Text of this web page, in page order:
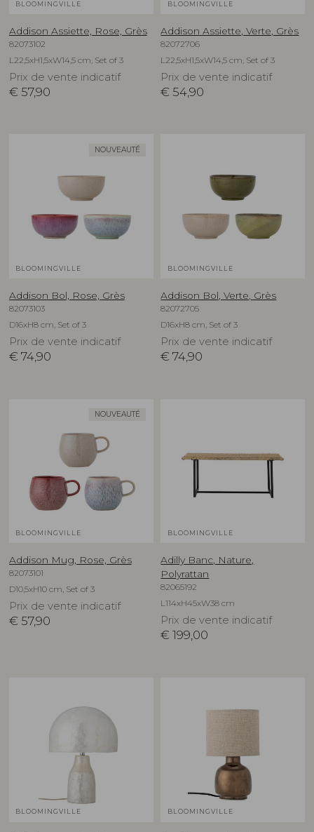
BLOOMINGVILLE
Addison Assiette, Rose, Grès
82073102
L22,5xH1,5xW14,5 cm, Set of 3
Prix de vente indicatif
€ 57,90
BLOOMINGVILLE
Addison Assiette, Verte, Grès
82072706
L22,5xH1,5xW14,5 cm, Set of 3
Prix de vente indicatif
€ 54,90
NOUVEAUTÉ
BLOOMINGVILLE
Addison Bol, Rose, Grès
82073103
D16xH8 cm, Set of 3
Prix de vente indicatif
€ 74,90
BLOOMINGVILLE
Addison Bol, Verte, Grès
82072705
D16xH8 cm, Set of 3
Prix de vente indicatif
€ 74,90
NOUVEAUTÉ
BLOOMINGVILLE
Addison Mug, Rose, Grès
82073101
D10,5xH10 cm, Set of 3
Prix de vente indicatif
€ 57,90
BLOOMINGVILLE
Adilly Banc, Nature,
Polyrattan
82065192
L114xH45xW38 cm
Prix de vente indicatif
€ 199,00
BLOOMINGVILLE BLOOMINGVILLE